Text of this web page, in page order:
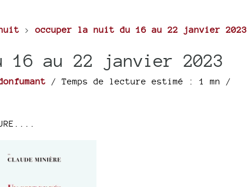
>occuper la nuit du 16 au 22 janvier 2023
au 22 janvier 2023
/ Temps de lecture estimé : 1 mn /